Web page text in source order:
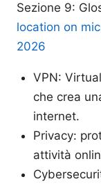
Sezione 9:
location on
2026
VPN:
che crea
internet.
Privacy:
attività